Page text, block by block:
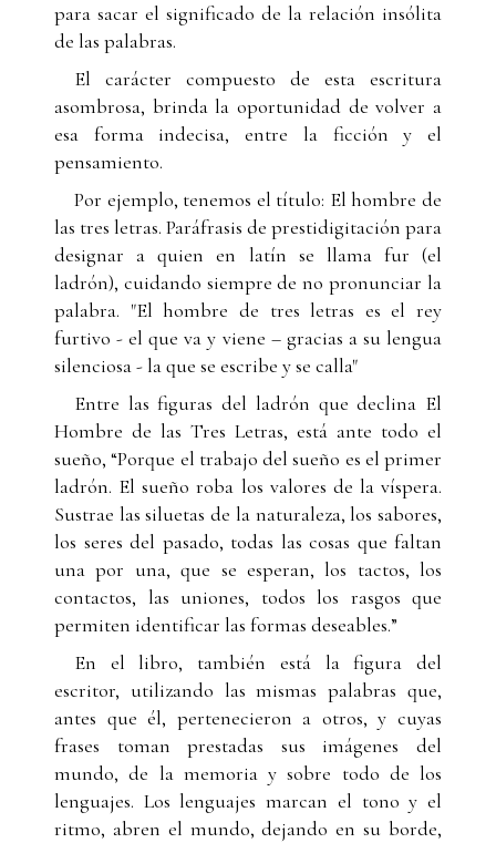
para sacar el significado de la relación insólita
de las palabras.
El carácter compuesto de esta escritura
asombrosa, brinda la oportunidad de volver a
esa forma indecisa, entre la ficción y el
pensamiento.
Por ejemplo, tenemos el título: El hombre de
las tres letras. Paráfrasis de prestidigitación para
designar a quien en latín se llama fur (el
ladrón), cuidando siempre de no pronunciar la
palabra. "El hombre de tres letras es el rey
furtivo - el que va y viene – gracias a su lengua
silenciosa - la que se escribe y se calla"
Entre las figuras del ladrón que declina El
Hombre de las Tres Letras, está ante todo el
sueño, “Porque el trabajo del sueño es el primer
ladrón. El sueño roba los valores de la víspera.
Sustrae las siluetas de la naturaleza, los sabores,
los seres del pasado, todas las cosas que faltan
una por una, que se esperan, los tactos, los
contactos, las uniones, todos los rasgos que
permiten identificar las formas deseables.”
En el libro, también está la figura del
escritor, utilizando las mismas palabras que,
antes que él, pertenecieron a otros, y cuyas
frases toman prestadas sus imágenes del
mundo, de la memoria y sobre todo de los
lenguajes. Los lenguajes marcan el tono y el
ritmo, abren el mundo, dejando en su borde,